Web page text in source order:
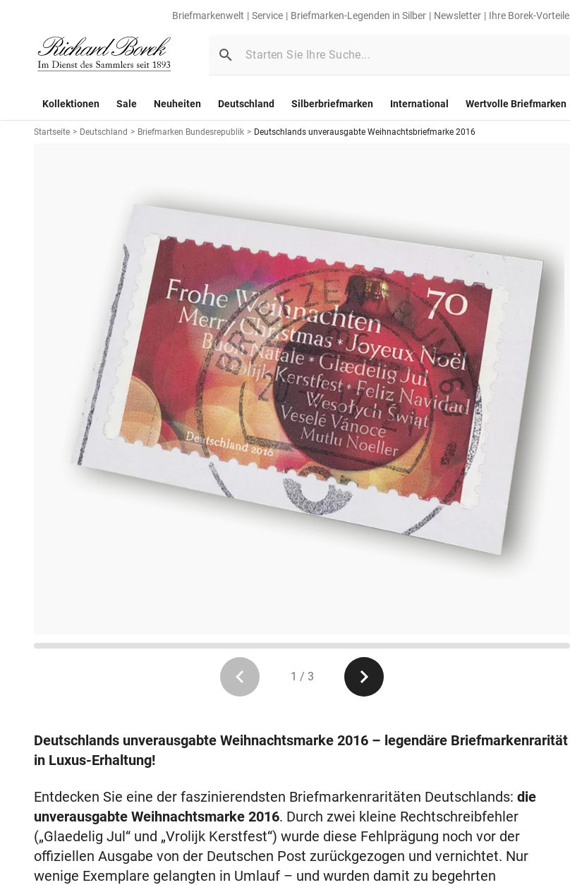
Briefmarkenwelt Service Briefmarken-Legenden in Silber Newsletter Ihre Borek-Vorteile
Kollektionen Sale Neuheiten Deutschland Silberbriefmarken International Wertvolle Briefmarken
Startseite > Deutschland > Briefmarken Bundesrepublik > Deutschlands unverausgabte Weihnachtsbriefmarke 2016
1 / 3
Deutschlands unverausgabte Weihnachtsmarke 2016 – legendäre Briefmarkenrarität
in Luxus-Erhaltung!
Entdecken Sie eine der faszinierendsten Briefmarkenraritäten Deutschlands: die
unverausgabte Weihnachtsmarke 2016. Durch zwei kleine Rechtschreibfehler
(„Glaedelig Jul“ und „Vrolijk Kerstfest“) wurde diese Fehlprägung noch vor der
offiziellen Ausgabe von der Deutschen Post zurückgezogen und vernichtet. Nur
wenige Exemplare gelangten in Umlauf – und wurden damit zu begehrten